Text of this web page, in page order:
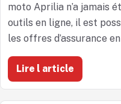
moto Aprilia n’a jamais
outils en ligne, il est
les offres d’assurance
Lire l article